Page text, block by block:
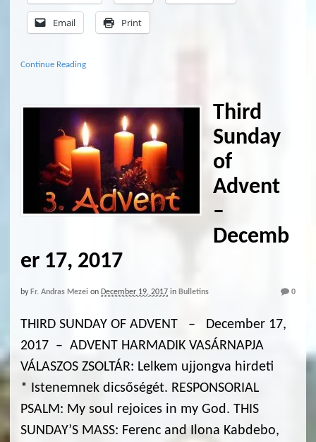
Email Print
Continue Reading
Third
Sunday
of
Advent
–
Decemb
er 17, 2017
by Fr. Andras Mezei on December 19, 2017 in Bulletins 0
THIRD SUNDAY OF ADVENT – December 17,
2017 – ADVENT HARMADIK VASÁRNAPJA
VÁLASZOS ZSOLTÁR: Lelkem ujjongva hirdeti
* Istenemnek dicsőségét. RESPONSORIAL
PSALM: My soul rejoices in my God. THIS
SUNDAY’S MASS: Ferenc and Ilona Kabdebo,